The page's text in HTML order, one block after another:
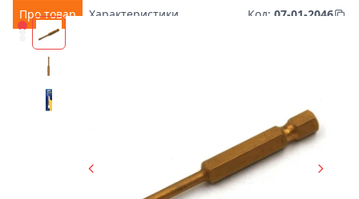
Про товар Характеристики Код: 07-01-2046